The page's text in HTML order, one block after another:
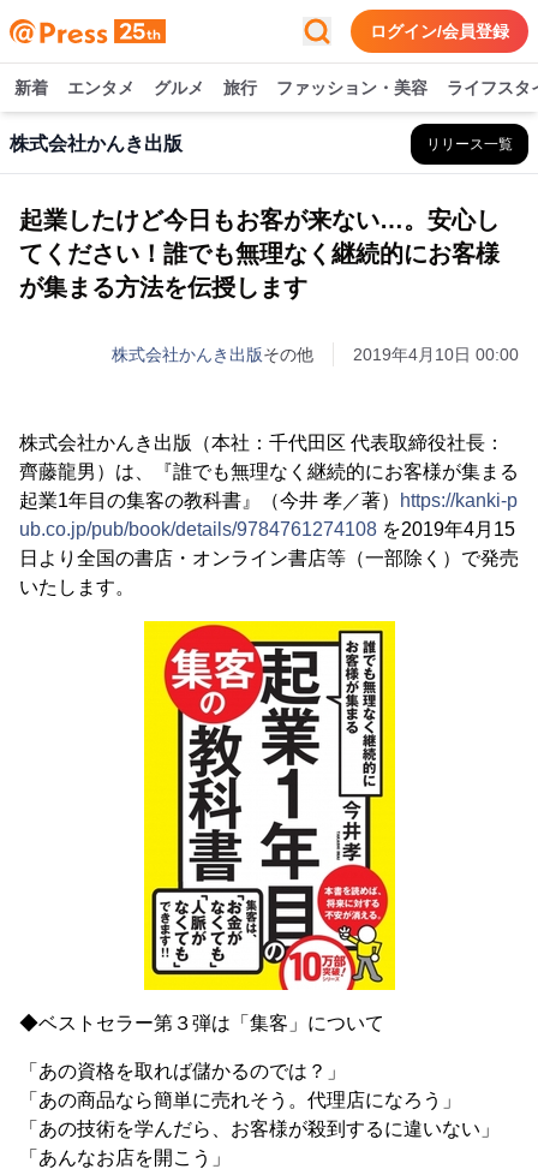
ログイン/会員登録
新着 エンタメ グルメ 旅行 ファッション・美容 ライフスタ
株式会社かんき出版 リリース一覧
起業したけど今日もお客が来ない…。安心し
てください！誰でも無理なく継続的にお客様
が集まる方法を伝授します
株式会社かんき出版その他 2019年4月10日 00:00
株式会社かんき出版（本社：千代田区 代表取締役社長：
齊藤龍男）は、『誰でも無理なく継続的にお客様が集まる
起業1年目の集客の教科書』（今井 孝／著）
https://kanki-p
ub.co.jp/pub/book/details/9784761274108 を2019年4月15
日より全国の書店・オンライン書店等（一部除く）で発売
いたします。
◆ベストセラー第３弾は「集客」について
「あの資格を取れば儲かるのでは？」
「あの商品なら簡単に売れそう。代理店になろう」
「あの技術を学んだら、お客様が殺到するに違いない」
「あんなお店を開こう」